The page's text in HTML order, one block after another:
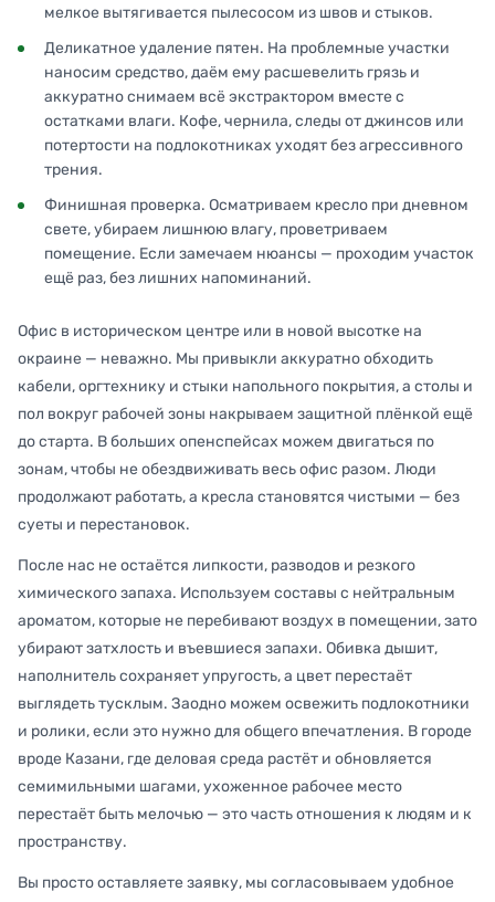
мелкое вытягивается пылесосом из швов и стыков.
Деликатное удаление пятен. На проблемные участки
наносим средство, даём ему расшевелить грязь и
аккуратно снимаем всё экстрактором вместе с
остатками влаги. Кофе, чернила, следы от джинсов или
потертости на подлокотниках уходят без агрессивного
трения.
Финишная проверка. Осматриваем кресло при дневном
свете, убираем лишнюю влагу, проветриваем
помещение. Если замечаем нюансы — проходим участок
ещё раз, без лишних напоминаний.
Офис в историческом центре или в новой высотке на
окраине — неважно. Мы привыкли аккуратно обходить
кабели, оргтехнику и стыки напольного покрытия, а столы и
пол вокруг рабочей зоны накрываем защитной плёнкой ещё
до старта. В больших опенспейсах можем двигаться по
зонам, чтобы не обездвиживать весь офис разом. Люди
продолжают работать, а кресла становятся чистыми — без
суеты и перестановок.
После нас не остаётся липкости, разводов и резкого
химического запаха. Используем составы с нейтральным
ароматом, которые не перебивают воздух в помещении, зато
убирают затхлость и въевшиеся запахи. Обивка дышит,
наполнитель сохраняет упругость, а цвет перестаёт
выглядеть тусклым. Заодно можем освежить подлокотники
и ролики, если это нужно для общего впечатления. В городе
вроде Казани, где деловая среда растёт и обновляется
семимильными шагами, ухоженное рабочее место
перестаёт быть мелочью — это часть отношения к людям и к
пространству.
Вы просто оставляете заявку, мы согласовываем удобное